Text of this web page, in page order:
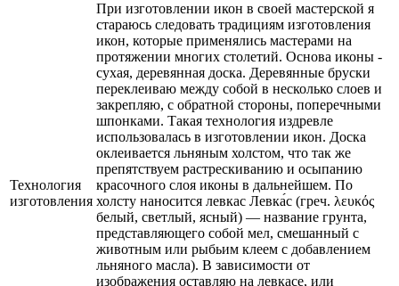
Технология
изготовления
При изготовлении икон в своей мастерской я
стараюсь следовать традициям изготовления
икон, которые применялись мастерами на
протяжении многих столетий. Основа иконы -
сухая, деревянная доска. Деревянные бруски
переклеиваю между собой в несколько слоев и
закрепляю, с обратной стороны, поперечными
шпонками. Такая технология издревле
использовалась в изготовлении икон. Доска
оклеивается льняным холстом, что так же
препятствуем растрескиванию и осыпанию
красочного слоя иконы в дальнейшем. По
холсту наносится левкас Левка́с (греч. λευκός
белый, светлый, ясный) — название грунта,
представляющего собой мел, смешанный с
животным или рыбьим клеем с добавлением
льняного масла). В зависимости от
изображения оставляю на левкасе, или